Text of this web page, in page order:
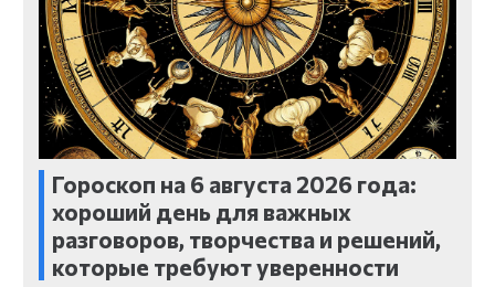
Гороскоп на 6 августа 2026 года:
хороший день для важных
разговоров, творчества и решений,
которые требуют уверенности